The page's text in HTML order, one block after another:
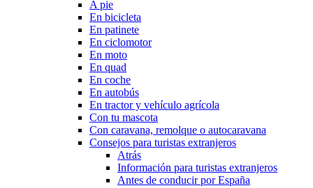
A pie
En bicicleta
En patinete
En ciclomotor
En moto
En quad
En coche
En autobús
En tractor y vehículo agrícola
Con tu mascota
Con caravana, remolque o autocaravana
Consejos para turistas extranjeros
Atrás
Información para turistas extranjeros
Antes de conducir por España